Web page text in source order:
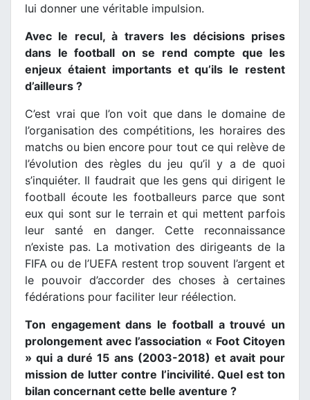
lui donner une véritable impulsion.
Avec le recul, à travers les décisions prises
dans le football on se rend compte que les
enjeux étaient importants et qu’ils le restent
d’ailleurs ?
C’est vrai que l’on voit que dans le domaine de
l’organisation des compétitions, les horaires des
matchs ou bien encore pour tout ce qui relève de
l’évolution des règles du jeu qu’il y a de quoi
s’inquiéter. Il faudrait que les gens qui dirigent le
football écoute les footballeurs parce que sont
eux qui sont sur le terrain et qui mettent parfois
leur santé en danger. Cette reconnaissance
n’existe pas. La motivation des dirigeants de la
FIFA ou de l’UEFA restent trop souvent l’argent et
le pouvoir d’accorder des choses à certaines
fédérations pour faciliter leur réélection.
Ton engagement dans le football a trouvé un
prolongement avec l’association « Foot Citoyen
» qui a duré 15 ans (2003-2018) et avait pour
mission de lutter contre l’incivilité. Quel est ton
bilan concernant cette belle aventure ?